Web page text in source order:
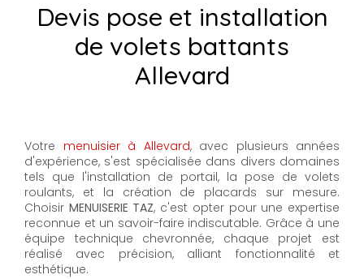
Devis pose et installation
de volets battants
Allevard
Votre menuisier à Allevard, avec plusieurs années
d'expérience, s'est spécialisée dans divers domaines
tels que l'installation de portail, la pose de volets
roulants, et la création de placards sur mesure.
Choisir MENUISERIE TAZ, c'est opter pour une expertise
reconnue et un savoir-faire indiscutable. Grâce à une
équipe technique chevronnée, chaque projet est
réalisé avec précision, alliant fonctionnalité et
esthétique.